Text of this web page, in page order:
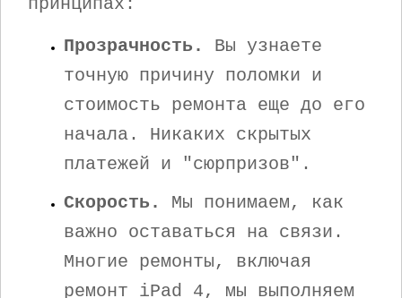
Прозрачность.
Вы узнаете
точную причину поломки и
стоимость ремонта еще до его
начала. Никаких скрытых
платежей и "сюрпризов".
Скорость.
Мы понимаем, как
важно оставаться на связи.
Многие ремонты, включая
ремонт iPad 4, мы выполняем